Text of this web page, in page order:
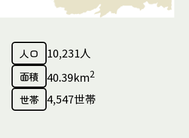
人口 10,231人
面積 40.39km2
世帯 4,547世帯